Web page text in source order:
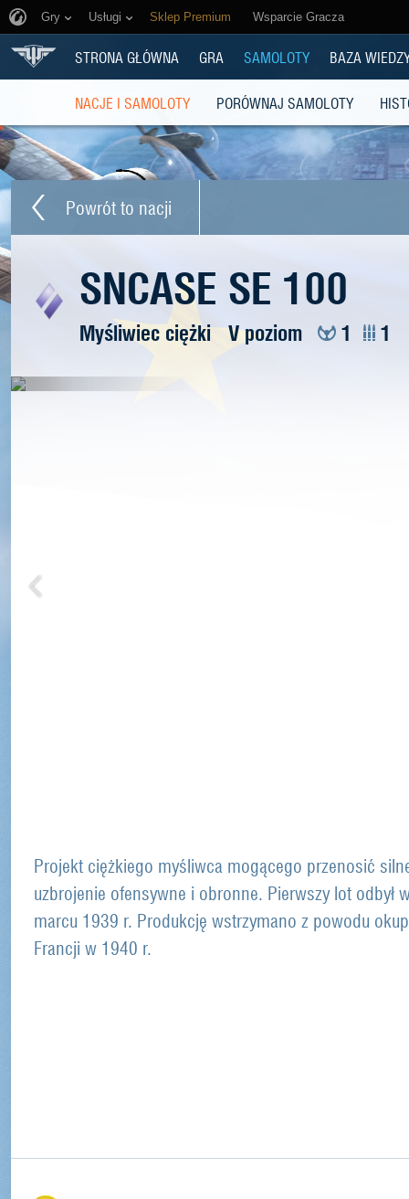
Gry Usługi Sklep Premium Wsparcie Gracza
STRONA GŁÓWNA GRA SAMOLOTY BAZA
NACJE I SAMOLOTY PORÓWNAJ SAMOLOTY
Powrót to nacji
SNCASE SE 100
Myśliwiec ciężki V poziom 1 1
Projekt ciężkiego myśliwca mogącego przenosić
uzbrojenie ofensywne i obronne. Pierwszy lot odbył
marcu 1939 r. Produkcję wstrzymano z powodu
Francji w 1940 r.